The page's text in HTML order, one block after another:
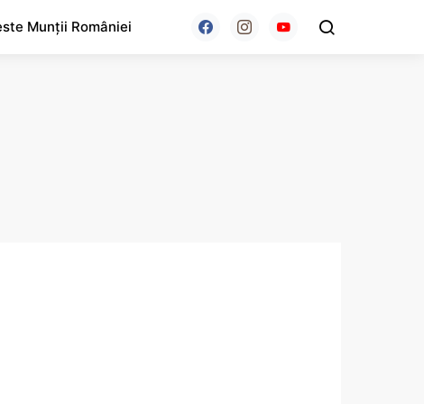
Munții României